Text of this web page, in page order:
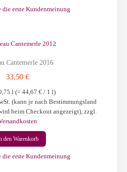
die erste Kundenmeinung
Cantemerle 2016
33,50 €
l (= 44,67 € / 1 l)
(kann je nach Bestimmungsland
beim Checkout angezeigt), zzgl.
den Warenkorb
die erste Kundenmeinung